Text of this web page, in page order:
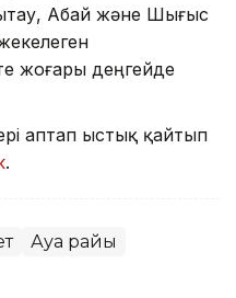
Абай және Шығыс
жоғары деңгейде
аптап ыстық қайтып
.
Ауа райы